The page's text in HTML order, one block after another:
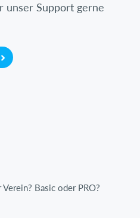
unser Support gerne
Basic oder PRO?